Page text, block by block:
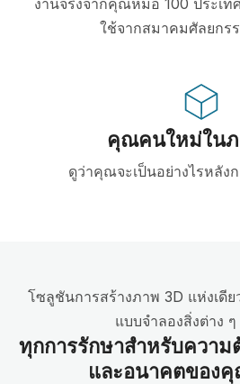
ใช้จากสมาคมศัลยกร
คุณคนใหม่ในภ
ดูว่าคุณจะเป็นอย่างไรหลัง
โซลูชันการสร้างภาพ 3D แห่งเดี
แบบจำลองสิ่งต่าง
ทุกการรักษาสำหรับความ
และอนาคตของ